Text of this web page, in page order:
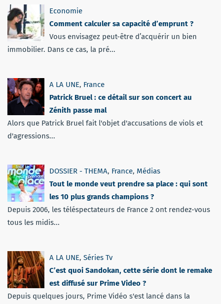
Economie
Comment calculer sa capacité d’emprunt ?
Vous envisagez peut-être d’acquérir un bien
immobilier. Dans ce cas, la pré...
A LA UNE, France
Patrick Bruel : ce détail sur son concert au
Zénith passe mal
Alors que Patrick Bruel fait l'objet d'accusations de viols et
d'agressions...
DOSSIER - THEMA, France, Médias
Tout le monde veut prendre sa place : qui sont
les 10 plus grands champions ?
Depuis 2006, les téléspectateurs de France 2 ont rendez-vous
tous les midis...
A LA UNE, Séries Tv
C’est quoi Sandokan, cette série dont le remake
est diffusé sur Prime Video ?
Depuis quelques jours, Prime Vidéo s'est lancé dans la